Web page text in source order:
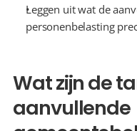
Leggen uit wat de
personenbelasting
Wat zijn de
aanvullende